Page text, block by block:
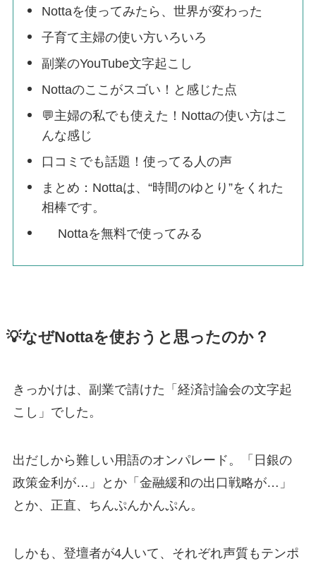
Nottaを使ってみたら、世界が変わった
子育て主婦の使い方いろいろ
副業のYouTube文字起こし
Nottaのここがスゴい！と感じた点
💬主婦の私でも使えた！Nottaの使い方はこ
んな感じ
口コミでも話題！使ってる人の声
まとめ：Nottaは、“時間のゆとり”をくれた
相棒です。
Nottaを無料で使ってみる
💡なぜNottaを使おうと思ったのか？
きっかけは、副業で請けた「経済討論会の文字起
こし」でした。
出だしから難しい用語のオンパレード。「日銀の
政策金利が…」とか「金融緩和の出口戦略が…」
とか、正直、ちんぷんかんぷん。
しかも、登壇者が4人いて、それぞれ声質もテンポ